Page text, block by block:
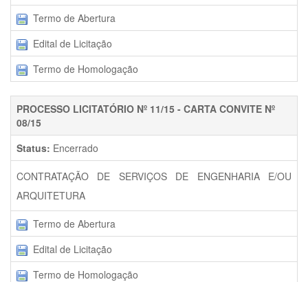
Termo de Abertura
Edital de Licitação
Termo de Homologação
PROCESSO LICITATÓRIO Nº 11/15 - CARTA CONVITE Nº
08/15
Status: Encerrado
CONTRATAÇÃO DE SERVIÇOS DE ENGENHARIA E/OU
ARQUITETURA
Termo de Abertura
Edital de Licitação
Termo de Homologação